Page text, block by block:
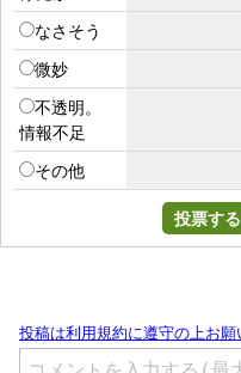
なさそう
微妙
不透明。
情報不足
その他
投票する